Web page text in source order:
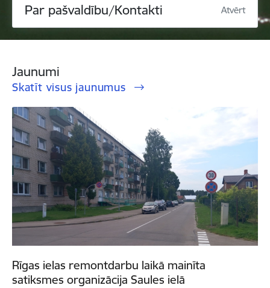
Par pašvaldību/Kontakti Atvērt
Jaunumi
Skatīt visus jaunumus
Rīgas ielas remontdarbu laikā mainīta
satiksmes organizācija Saules ielā